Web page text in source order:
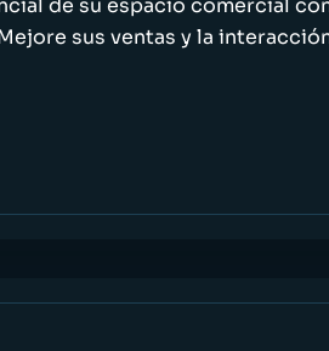
de su espacio comercial
sus ventas y la